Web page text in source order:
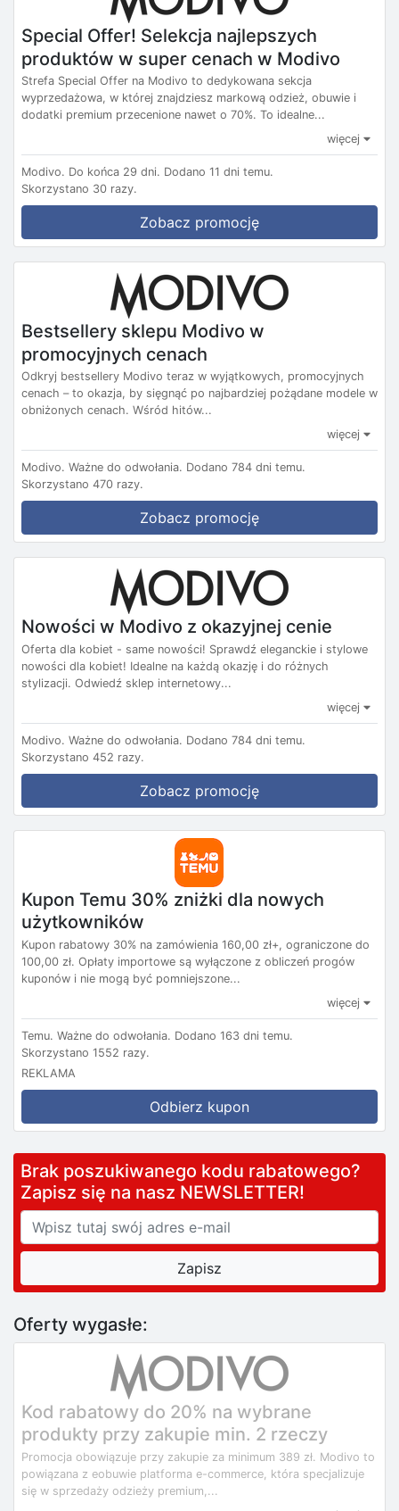
Special Offer! Selekcja najlepszych
produktów w super cenach w Modivo
Strefa Special Offer na Modivo to dedykowana sekcja
wyprzedażowa, w której znajdziesz markową odzież, obuwie i
dodatki premium przecenione nawet o 70%. To idealne...
więcej
Modivo. Do końca 29 dni. Dodano 11 dni temu.
Skorzystano 30 razy.
Zobacz promocję
Bestsellery sklepu Modivo w
promocyjnych cenach
Odkryj bestsellery Modivo teraz w wyjątkowych, promocyjnych
cenach – to okazja, by sięgnąć po najbardziej pożądane modele w
obniżonych cenach. Wśród hitów...
więcej
Modivo. Ważne do odwołania. Dodano 784 dni temu.
Skorzystano 470 razy.
Zobacz promocję
Nowości w Modivo z okazyjnej cenie
Oferta dla kobiet - same nowości! Sprawdź eleganckie i stylowe
nowości dla kobiet! Idealne na każdą okazję i do różnych
stylizacji. Odwiedź sklep internetowy...
więcej
Modivo. Ważne do odwołania. Dodano 784 dni temu.
Skorzystano 452 razy.
Zobacz promocję
Kupon Temu 30% zniżki dla nowych
użytkowników
Kupon rabatowy 30% na zamówienia 160,00 zł+, ograniczone do
100,00 zł. Opłaty importowe są wyłączone z obliczeń progów
kuponów i nie mogą być pomniejszone...
więcej
Temu. Ważne do odwołania. Dodano 163 dni temu.
Skorzystano 1552 razy.
REKLAMA
Odbierz kupon
Brak poszukiwanego kodu rabatowego?
Zapisz się na nasz NEWSLETTER!
Oferty wygasłe:
Kod rabatowy do 20% na wybrane
produkty przy zakupie min. 2 rzeczy
Promocja obowiązuje przy zakupie za minimum 389 zł. Modivo to
powiązana z eobuwie platforma e-commerce, która specjalizuje
się w sprzedaży odzieży premium,...